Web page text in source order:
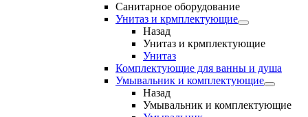
Санитарное оборудование
Унитаз и крмплектующие
Назад
Унитаз и крмплектующие
Унитаз
Комплектующие для ванны и душа
Умывальник и комплектующие
Назад
Умывальник и комплектующие